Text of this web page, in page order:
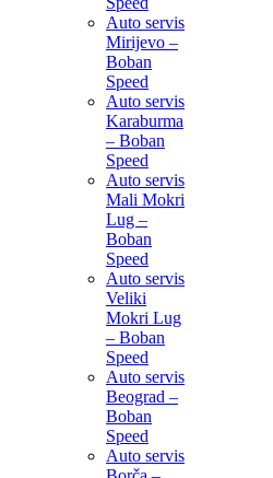
Auto servis
Mirijevo –
Boban
Speed
Auto servis
Karaburma
– Boban
Speed
Auto servis
Mali Mokri
Lug –
Boban
Speed
Auto servis
Veliki
Mokri Lug
– Boban
Speed
Auto servis
Beograd –
Boban
Speed
Auto servis